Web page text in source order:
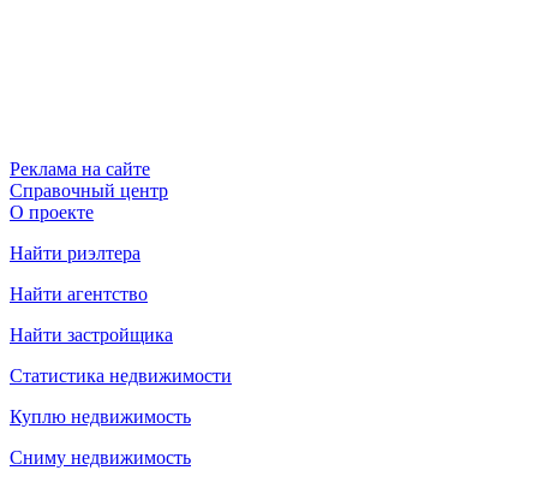
Реклама на сайте
Справочный центр
О проекте
Найти риэлтера
Найти агентство
Найти застройщика
Статистика недвижимости
Куплю недвижимость
Сниму недвижимость